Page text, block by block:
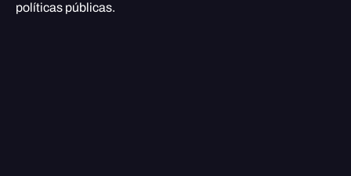
políticas públicas.